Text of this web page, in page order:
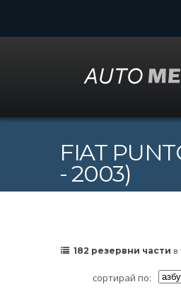
FIAT
- 2003)
182 резервни части в
сортирай по: